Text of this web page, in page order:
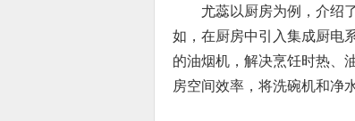
尤蕊以厨房为例，介绍
如，在厨房中引入集成厨电
的油烟机，解决烹饪时热、
房空间效率，将洗碗机和净